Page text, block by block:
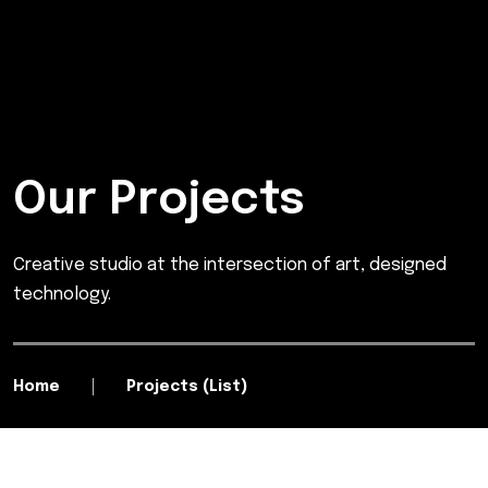
Our Projects
Creative studio at the intersection of art, designed
technology.
Home Projects (List)